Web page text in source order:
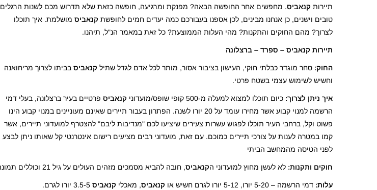
תיירות קנאביס. מחפשים אחר החופשה הבאה? מפנקת ומרגיעה, חופשה כזאת שלא תדרוש מכם לשנות הרגלים
טובים וישנים, כן אנחנו מבינים, לכן אספנו בעבורכם כמה יעדים חמים לחופשת קנאביס מושלמת. איך תוכלו
לצרוך? מהם החוקים והתקנות? מהי העלות הממוצעת? כל זאת במאמר הנ"ל, תיהנו.
תיירות קנאביס – ספרד – ברצלונה
החוק:סחר מוגדר כבלתי חוקי, העישון בציבור אסור, מותר לכל אדם לגדל שתיל קנאביס בביתו לצרוך מריחואנה
וחשיש לשימוש עצמי בשטח פרטי.
איך ניתן לצרוך: כיום תוכלו למצוא למעלה מ-500 קופי שופס/מועדוני קנאביס פרטיים בעיר ברצלונה, בעלי דמי
הרשמה למנוי קבוע אשר מחירו עומד על 20 יורו לשנה. הפתרון בעבור תיירים שאינם מעוניינים במנוי קבוע הינו
פשוט וקל, ברחבי העיר תוכלו לפגוש עשרות צעירים שיציעו לכם "מנדיבות ליבם" להצטרף למועדוני תיירים, אשר
קמו במטרה לענות על צורכי תיירים כמוכם. עם זאת, מועדוני רבים מציעים רישום אינטרנטי קל שאותו ניתן לבצע
לפני הטיסה מהמחשב הביתי
חוקים ותקנות:לא לעשן מחוץ למועדוני הקנאביס, חובה להביא מסמכים מזהים העולים על גיל 21 וכוללים תמונה מזהה.
עלות:דמי הרשמה – 5-20 יורו, 5-12 יורו לגרם חשיש או קנאביס, מאכלי קנאביס 3.5-5 יורו לגרם.